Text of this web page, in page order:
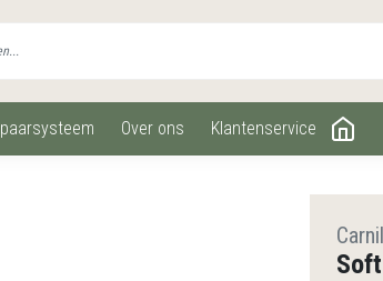
spaarsysteem over ons klantenservice